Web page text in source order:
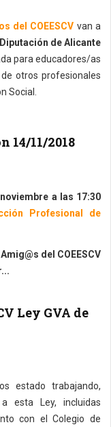
del COEESCV van a
de Alicante
para educadores/as
otros profesionales
Social.
14/11/2018
a las 17:30
Profesional de
del COEESCV
Ley GVA de
estado trabajando,
esta Ley, incluidas
con el Colegio de